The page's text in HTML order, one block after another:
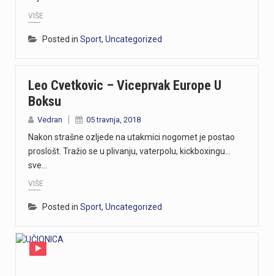
VIŠE
Posted in Sport, Uncategorized
Leo Cvetkovic – Viceprvak Europe U
Boksu
Vedran 05 travnja, 2018
Nakon strašne ozljede na utakmici nogomet je postao
proslošt. Tražio se u plivanju, vaterpolu, kickboxingu…
sve…
VIŠE
Posted in Sport, Uncategorized